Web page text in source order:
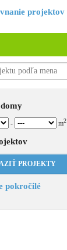
projektov
- m2
pokročilé